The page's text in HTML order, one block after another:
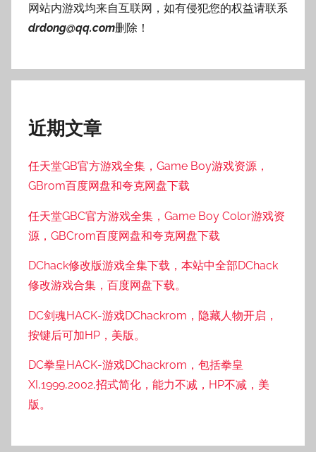
网站内游戏均来自互联网，如有侵犯您的权益请联系
drdong@qq.com删除！
近期文章
任天堂GB官方游戏全集，Game Boy游戏资源，
GBrom百度网盘和夸克网盘下载
任天堂GBC官方游戏全集，Game Boy Color游戏资
源，GBCrom百度网盘和夸克网盘下载
DChack修改版游戏全集下载，本站中全部DChack
修改游戏合集，百度网盘下载。
DC剑魂HACK-游戏DChackrom，隐藏人物开启，
按键后可加HP，美版。
DC拳皇HACK-游戏DChackrom，包括拳皇
XI,1999,2002,招式简化，能力不减，HP不减，美
版。